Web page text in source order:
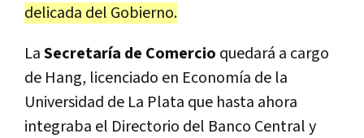
delicada del Gobierno.
LaSecretaría de Comercio quedará a cargo
de Hang, licenciado en Economía de la
Universidad de La Plata que hasta ahora
integraba el Directorio del Banco Central y